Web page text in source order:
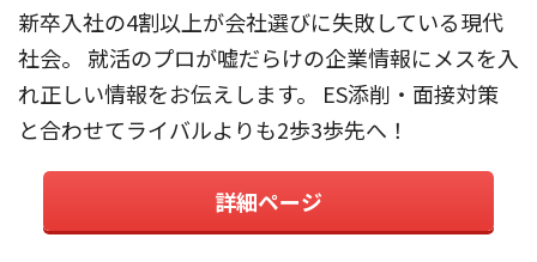
新卒入社の4割以上が会社選びに失敗している現代
社会。 就活のプロが嘘だらけの企業情報にメスを入
れ正しい情報をお伝えします。 ES添削・面接対策
と合わせてライバルよりも2歩3歩先へ！
詳細ページ